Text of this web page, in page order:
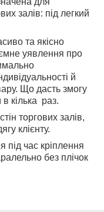
залів: під легкий
та якісно
уявлення про
й
Що дасть змогу
кілька раз.
торгових залів,
клієнту.
під час кріплення
без плічок